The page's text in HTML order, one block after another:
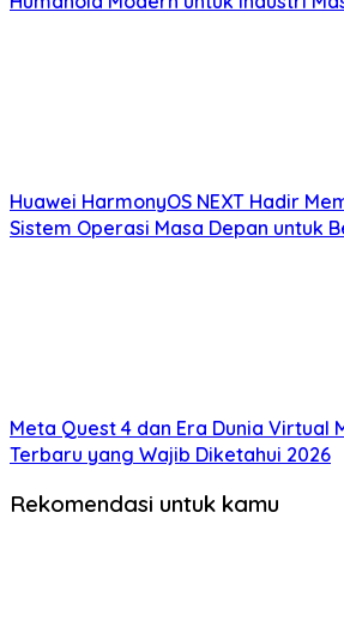
Huawei HarmonyOS NEXT Hadir
Sistem Operasi Masa Depan untuk
Meta Quest 4 dan Era Dunia Virtual
Terbaru yang Wajib Diketahui 2026
Rekomendasi untuk kamu